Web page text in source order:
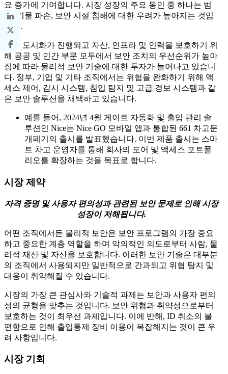
요 증가에 기여합니다. 시장 성장의 주요 동인 중 하나는 범
죄, 기물 파손, 보안 시설 침해에 대한 우려가 높아지는 것입
니다.
또한 도시화가 진행되고 자산, 인프라 및 인력을 보호하기 위
해 공공 및 민간 부문 모두에서 보안 조치의 우선순위가 높아
짐에 따라 물리적 보안 기술에 대한 투자가 늘어나고 있습니
다. 정부, 기업 및 기타 조직에서는 위험을 완화하기 위해 액
세스 제어, 감시 시스템, 침입 탐지 및 고급 경보 시스템과 같
은 보안 솔루션을 채택하고 있습니다.
예를 들어, 2024년 4월 게이트 자동화 및 출입 관리 솔
루션인 Nice는 Nice GO 모바일 앱과 통합된 661 차고문
개폐기의 출시를 발표했습니다. 이번 제품 출시는 스마
트 차고 운영자를 통해 회사의 도어 및 액세스 포트폴
리오를 확장하는 것을 목표로 합니다.
시장 제약
자격 증명 및 사용자 편의성과 관련된 보안 문제로 인해 시장
성장이 저해됩니다.
어떤 조직에서든 물리적 보안은 보안 프로그램의 가장 중요
하고 중요한 계층 역할을 하며 악의적인 의도로부터 사람, 물
리적 재산 및 자산을 보호합니다. 이러한 보안 기술은 대부분
의 조직에서 사용되지만 일반적으로 간과되고 위협 탐지 및
대응이 취약해질 수 있습니다.
시장의 가장 큰 관심사와 기술적 과제는 보안과 사용자 편의
성의 균형을 맞추는 것입니다. 보안 위협과 취약성으로부터
보호하는 것이 최우선 과제입니다. 이에 반해, ID 취소의 불
편함으로 인해 출입통제 장비 이용이 복잡해지는 것이 큰 우
려 사항입니다.
시장 기회